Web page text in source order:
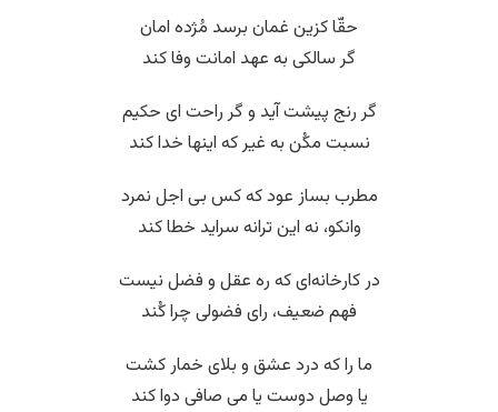
حقّا کزین غمان برسد مُژده امان
گر سالکی به عهد امانت وفا کند
گر رنج پیشت آید و گر راحت ای حکیم
نسبت مکُن به غیر که اینها خدا کند
مطرب بساز عود که کس بی اجل نمرد
وانکو، نه این ترانه سراید خطا کند
در کارخانه‌ای که ره عقل و فضل نیست
فهم ضعیف، رای فضولی چرا کُند
ما را که درد عشق و بلای خمار کشت
یا وصل دوست یا می صافی دوا کند